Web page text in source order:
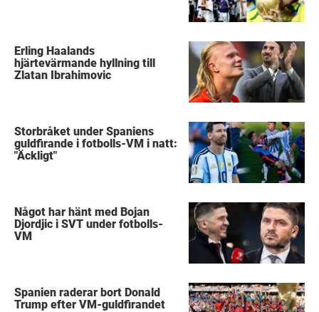
Erling Haalands
hjärtevärmande hyllning till
Zlatan Ibrahimovic
Storbråket under Spaniens
guldfirande i fotbolls-VM i natt:
"Äckligt"
Något har hänt med Bojan
Djordjic i SVT under fotbolls-
VM
Spanien raderar bort Donald
Trump efter VM-guldfirandet